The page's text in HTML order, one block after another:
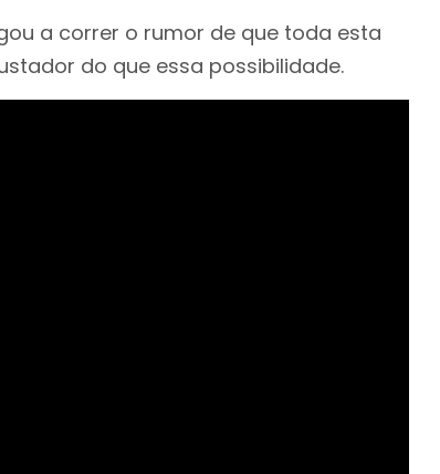
a correr o rumor de que toda esta
do que essa possibilidade.